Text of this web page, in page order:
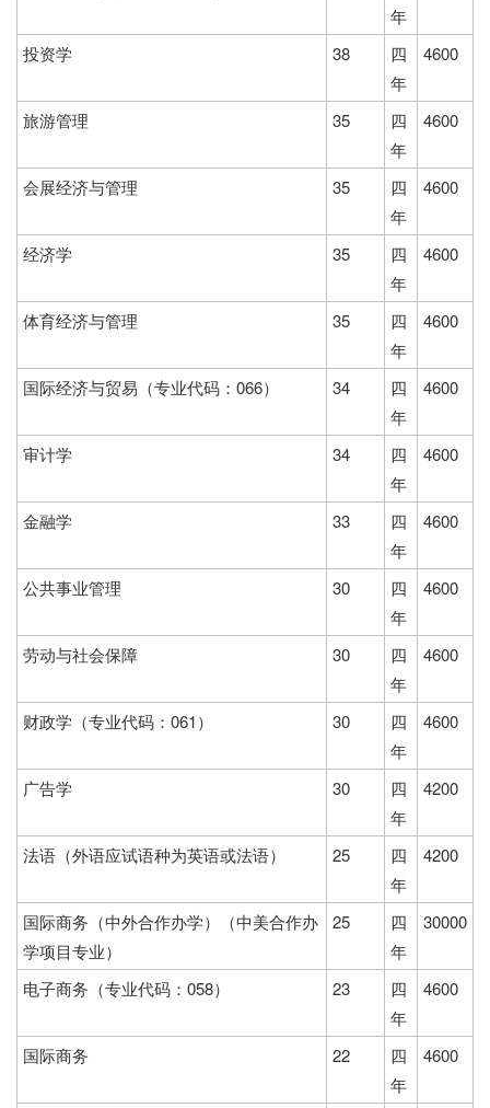
年
投资学 38
四
年
4600
旅游管理 35
四
年
4600
会展经济与管理 35
四
年
4600
经济学 35
四
年
4600
体育经济与管理 35
四
年
4600
国际经济与贸易（专业代码：066） 34
四
年
4600
审计学 34
四
年
4600
金融学 33
四
年
4600
公共事业管理 30
四
年
4600
劳动与社会保障 30
四
年
4600
财政学（专业代码：061） 30
四
年
4600
广告学 30
四
年
4200
法语（外语应试语种为英语或法语） 25
四
年
4200
国际商务（中外合作办学）（中美合作办
学项目专业）
25
四
年
30000
电子商务（专业代码：058） 23
四
年
4600
国际商务 22
四
年
4600